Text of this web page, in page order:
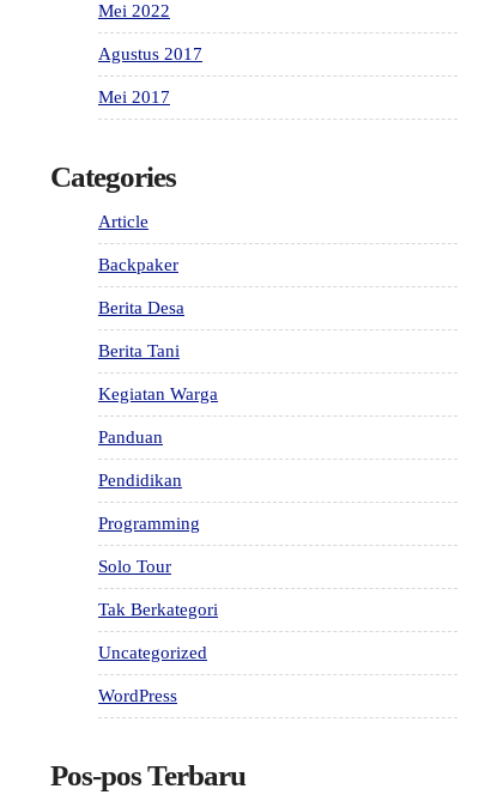
Mei 2022
Agustus 2017
Mei 2017
Categories
Article
Backpaker
Berita Desa
Berita Tani
Kegiatan Warga
Panduan
Pendidikan
Programming
Solo Tour
Tak Berkategori
Uncategorized
WordPress
Pos-pos Terbaru